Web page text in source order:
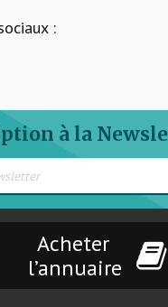
:
à la
Acheter
l’annuaire